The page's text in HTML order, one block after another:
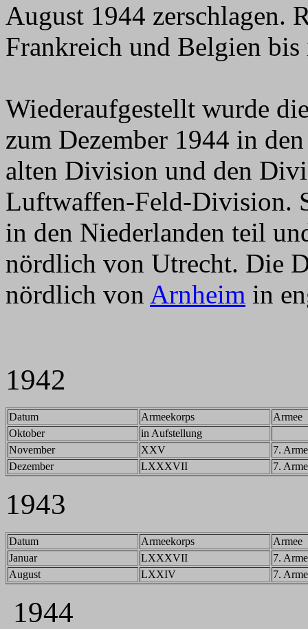
August 1944 zerschlagen.
Frankreich und Belgien
Wiederaufgestellt wurde
zum Dezember 1944 in
alten Division und den
Luftwaffen-Feld-Division.
in den Niederlanden teil
nördlich von Utrecht. Die
nördlich von Arnheim in
1942
Datum Armeekorps
Armee
Oktober
in Aufstellung
November
XXV
7.
Dezember
LXXXVII 7.
1943
Datum Armeekorps
Armee
Januar
LXXXVII
7.
August
LXXIV 7.
1944